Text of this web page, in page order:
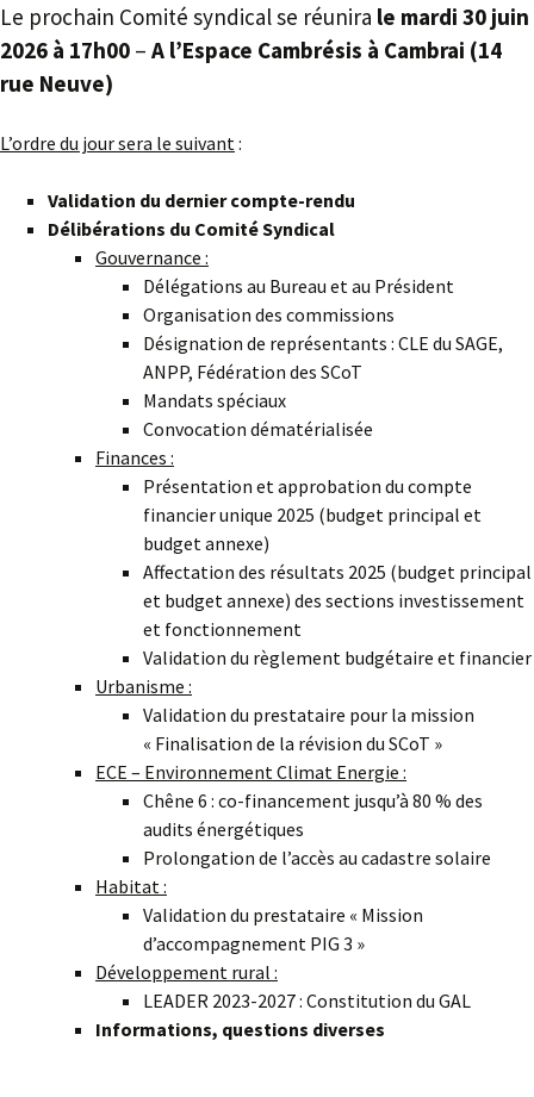
Le prochain Comité syndical se réunira le mardi 30 juin
2026 à 17h00 – A l’Espace Cambrésis à Cambrai (14
rue Neuve)
L’ordre du jour sera le suivant :
Validation du dernier compte-rendu
Délibérations du Comité Syndical
Gouvernance :
Délégations au Bureau et au Président
Organisation des commissions
Désignation de représentants : CLE du SAGE,
ANPP, Fédération des SCoT
Mandats spéciaux
Convocation dématérialisée
Finances :
Présentation et approbation du compte
financier unique 2025 (budget principal et
budget annexe)
Affectation des résultats 2025 (budget principal
et budget annexe) des sections investissement
et fonctionnement
Validation du règlement budgétaire et financier
Urbanisme :
Validation du prestataire pour la mission
« Finalisation de la révision du SCoT »
ECE – Environnement Climat Energie :
Chêne 6 : co-financement jusqu’à 80 % des
audits énergétiques
Prolongation de l’accès au cadastre solaire
Habitat :
Validation du prestataire « Mission
d’accompagnement PIG 3 »
Développement rural :
LEADER 2023-2027 : Constitution du GAL
Informations, questions diverses